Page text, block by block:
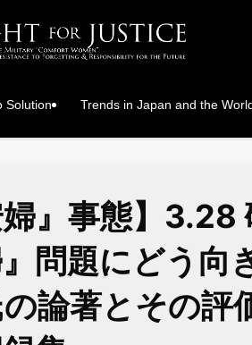
Solution Trends in Japan and the
婦』事態】3.28
問題にどう向
論著とその評